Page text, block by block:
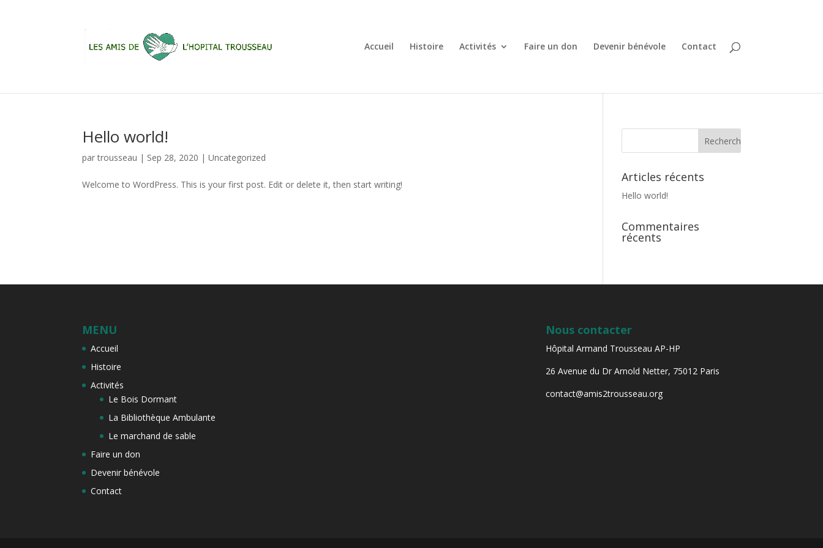
Accueil Histoire Activités Faire un don Devenir bénévole Contact
Hello world!
partrousseau | Sep 28, 2020 |Uncategorized
Welcome to WordPress. This is your first post. Edit or delete it, then start writing!
Articles récents
Hello world!
Commentaires
récents
MENU
Accueil
Histoire
Activités
Le Bois Dormant
La Bibliothèque Ambulante
Le marchand de sable
Faire un don
Devenir bénévole
Contact
Nous contacter
Hôpital Armand Trousseau AP-HP
26 Avenue du Dr Arnold Netter, 75012 Paris
contact@amis2trousseau.org